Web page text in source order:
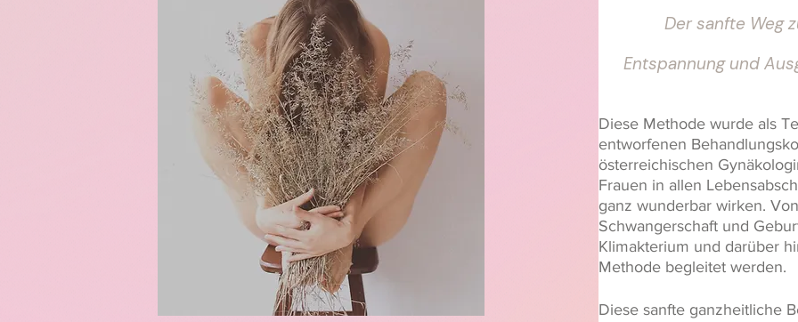
Der sanfte Weg
Entspannung und
Diese Methode wurde als
entworfenen
österreichischen
Frauen in allen
ganz wunderbar wirken.
Schwangerschaft und
Klimakterium und darüber
Methode begleitet werden.
Diese sanfte ganzheitliche